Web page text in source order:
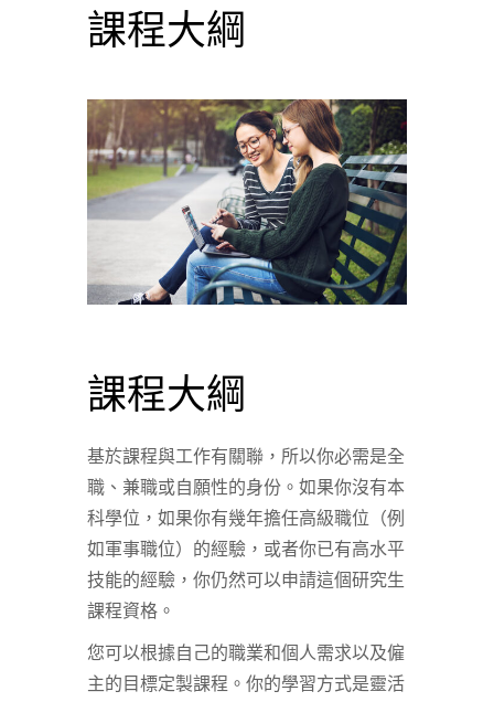
課程大綱
課程大綱
基於課程與工作有關聯，所以你必需是全
職、兼職或自願性的身份。如果你沒有本
科學位，如果你有幾年擔任高級職位（例
如軍事職位）的經驗，或者你已有高水平
技能的經驗，你仍然可以申請這個研究生
課程資格。
您可以根據自己的職業和個人需求以及僱
主的目標定製課程。你的學習方式是靈活